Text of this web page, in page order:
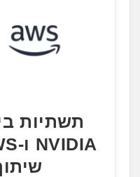
תשתיות